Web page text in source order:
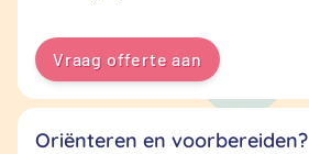
Vraag offerte aan
Oriënteren en voorbereiden?